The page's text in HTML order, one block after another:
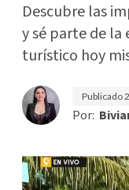
Descubre las
y sé parte de la
turístico hoy
Publicado
Por: